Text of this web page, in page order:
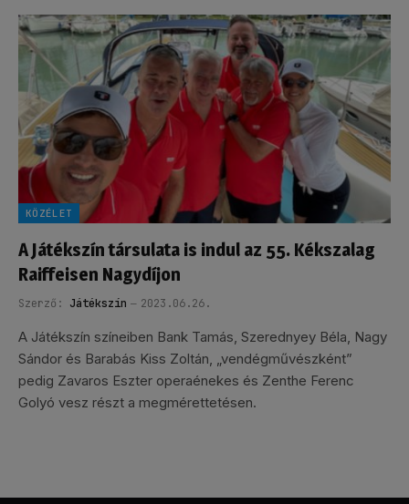
KÖZÉLET
A Játékszín társulata is indul az 55. Kékszalag
Raiffeisen Nagydíjon
Szerző: Játékszín 2023.06.26.
A Játékszín színeiben Bank Tamás, Szerednyey Béla, Nagy
Sándor és Barabás Kiss Zoltán, „vendégművészként”
pedig Zavaros Eszter operaénekes és Zenthe Ferenc
Golyó vesz részt a megmérettetésen.